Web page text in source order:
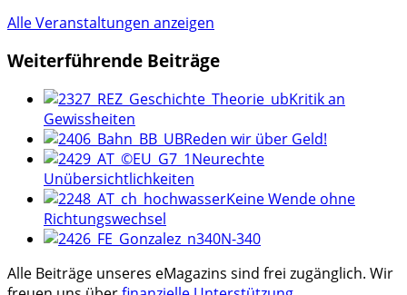
Alle Veranstaltungen anzeigen
Weiterführende Beiträge
Kritik an
Gewissheiten
Reden wir über Geld!
Neurechte
Unübersichtlichkeiten
Keine Wende ohne
Richtungswechsel
N-340
Alle Beiträge unseres eMagazins sind frei zugänglich. Wir